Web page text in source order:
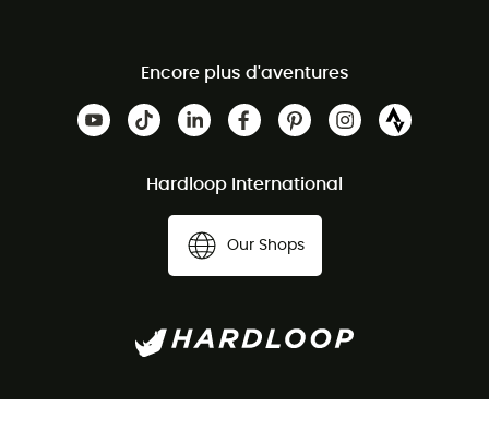
Encore plus d'aventures
Hardloop International
Our Shops